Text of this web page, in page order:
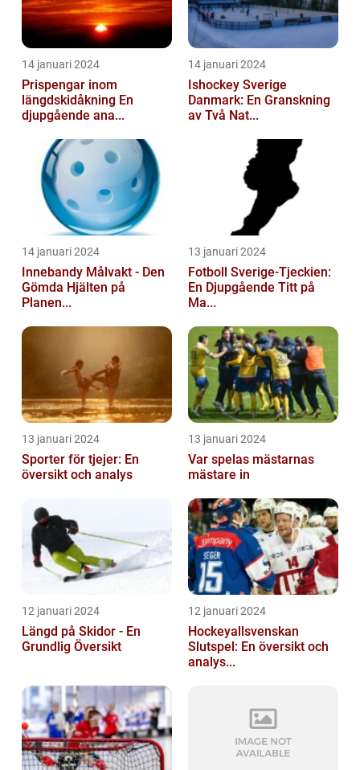
14 januari 2024
Prispengar inom
längdskidåkning En
djupgående ana...
14 januari 2024
Ishockey Sverige
Danmark: En Granskning
av Två Nat...
14 januari 2024
Innebandy Målvakt - Den
Gömda Hjälten på
Planen...
13 januari 2024
Fotboll Sverige-Tjeckien:
En Djupgående Titt på
Ma...
13 januari 2024
Sporter för tjejer: En
översikt och analys
13 januari 2024
Var spelas mästarnas
mästare in
12 januari 2024
Längd på Skidor - En
Grundlig Översikt
12 januari 2024
Hockeyallsvenskan
Slutspel: En översikt och
analys...